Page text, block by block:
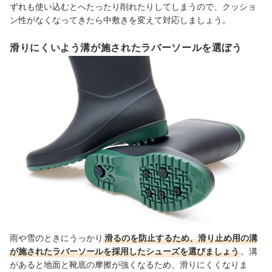
ずれも使い込むとへたったり削れたりしてしまうので、クッショ
ン性がなくなってきたら中敷きを変えて対応しましょう。
滑りにくいよう溝が施されたラバーソールを選ぼう
雨や雪のときにうっかり 滑るのを防止するため、滑り止め用の溝
が施されたラバーソールを採用したシューズを選びましょう 。溝
があると地面と靴底の摩擦が強くなるため、滑りにくくなりま